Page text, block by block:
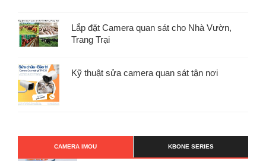
Lắp đặt Camera quan sát cho Nhà Vườn,
Trang Trại
Kỹ thuật sửa camera quan sát tận nơi
CAMERA IMOU KBONE SERIES